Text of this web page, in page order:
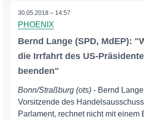
30.05.2018 – 14:57
PHOENIX
Bernd Lange (SPD, MdEP):
die Irrfahrt des US-
beenden"
Bonn/Straßburg (ots) - Bernd
Vorsitzende des
Parlament, rechnet nicht mit einem